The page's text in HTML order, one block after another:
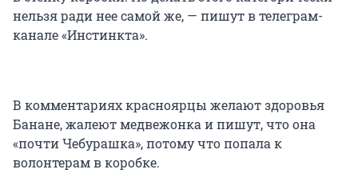
нельзя ради нее самой же, — пишут в телеграм-
канале «Инстинкта».
В комментариях красноярцы желают здоровья
Банане, жалеют медвежонка и пишут, что она
«почти Чебурашка», потому что попала к
волонтерам в коробке.